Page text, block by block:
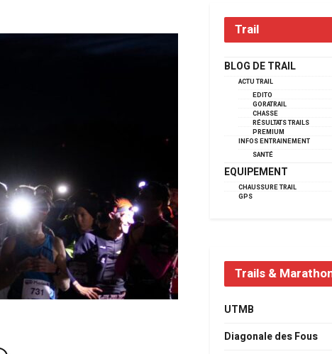
Trail
BLOG DE TRAIL
ACTU TRAIL
EDITO
GORATRAIL
CHASSE
RÉSULTATS TRAILS
PREMIUM
INFOS ENTRAINEMENT
SANTÉ
EQUIPEMENT
CHAUSSURE TRAIL
GPS
Trails &
UTMB
Diagonale des Fous